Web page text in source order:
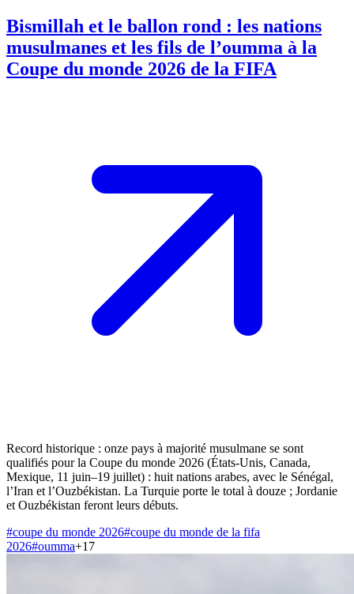
Bismillah et le ballon rond : les nations
musulmanes et les fils de l’oumma à la
Coupe du monde 2026 de la FIFA
Record historique : onze pays à majorité musulmane se sont
qualifiés pour la Coupe du monde 2026 (États-Unis, Canada,
Mexique, 11 juin–19 juillet) : huit nations arabes, avec le Sénégal,
l’Iran et l’Ouzbékistan. La Turquie porte le total à douze ; Jordanie
et Ouzbékistan feront leurs débuts.
#coupe du monde 2026#coupe du monde de la fifa
2026#oumma+17